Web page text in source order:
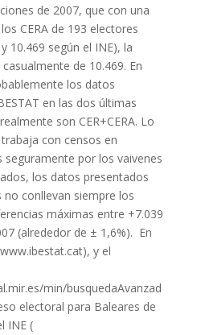
de 2007, que con una
CERA de 193 electores
10.469 según el INE), la
de 10.469. En
los datos
en las dos últimas
son CER+CERA. Lo
con censos en
seguramente por los vaivenes
los datos presentados
conllevan siempre los
máximas entre +7.039
(alrededor de ± 1,6%). En
y el
min/busquedaAvanzad
electoral para Baleares de
INE (